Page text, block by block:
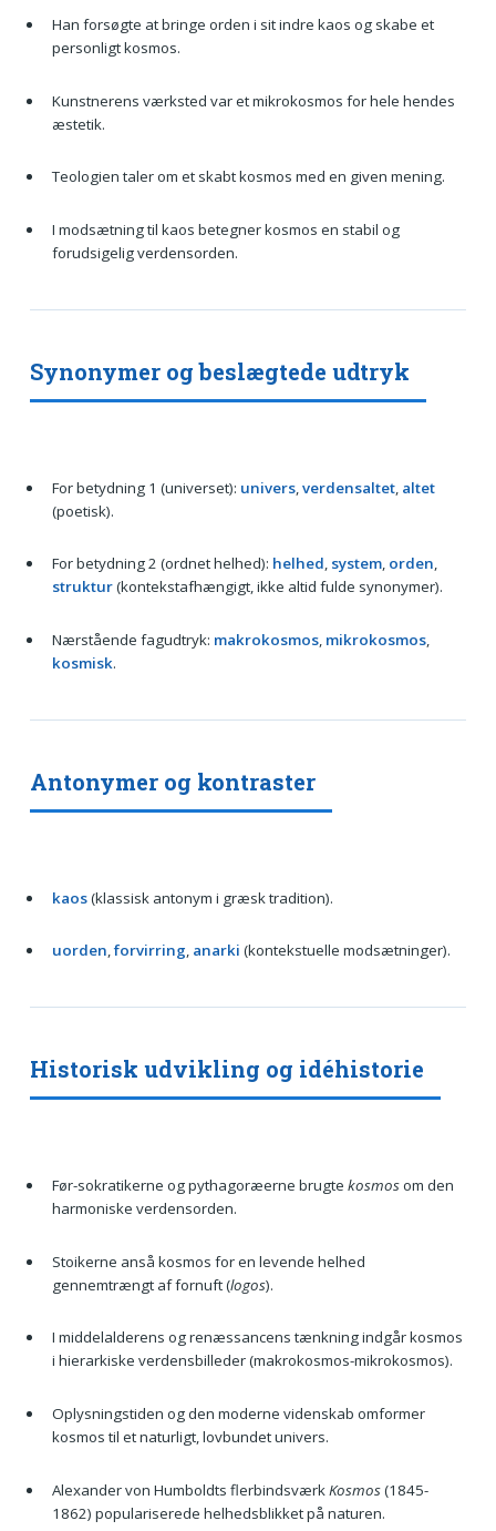
Han forsøgte at bringe orden i sit indre kaos og skabe et
personligt kosmos.
Kunstnerens værksted var et mikrokosmos for hele hendes
æstetik.
Teologien taler om et skabt kosmos med en given mening.
I modsætning til kaos betegner kosmos en stabil og
forudsigelig verdensorden.
Synonymer og beslægtede udtryk
For betydning 1 (universet): univers,verdensaltet, altet
(poetisk).
For betydning 2 (ordnet helhed): helhed, system, orden,
struktur(kontekstafhængigt, ikke altid fulde synonymer).
Nærstående fagudtryk: makrokosmos, mikrokosmos,
kosmisk.
Antonymer og kontraster
kaos(klassisk antonym i græsk tradition).
uorden,forvirring, anarki (kontekstuelle modsætninger).
Historisk udvikling og idéhistorie
Før-sokratikerne og pythagoræerne brugte kosmosom den
harmoniske verdensorden.
Stoikerne anså kosmos for en levende helhed
gennemtrængt af fornuft (logos).
I middelalderens og renæssancens tænkning indgår kosmos
i hierarkiske verdensbilleder (makrokosmos-mikrokosmos).
Oplysningstiden og den moderne videnskab omformer
kosmos til et naturligt, lovbundet univers.
Alexander von Humboldts flerbindsværkKosmos(1845-
1862) populariserede helhedsblikket på naturen.